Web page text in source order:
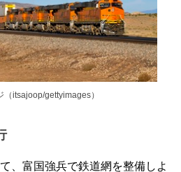
itsajoop/gettyimages）
、富国強兵で鉄道網を整備しよ